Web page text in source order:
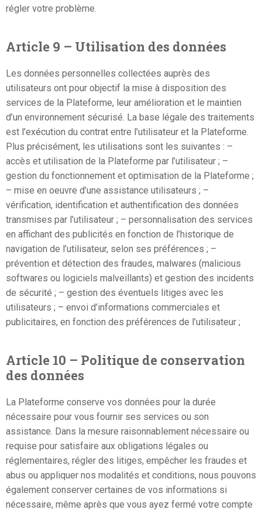
régler votre problème.
Article 9 – Utilisation des données
Les données personnelles collectées auprès des
utilisateurs ont pour objectif la mise à disposition des
services de la Plateforme, leur amélioration et le maintien
d’un environnement sécurisé. La base légale des traitements
est l’exécution du contrat entre l’utilisateur et la Plateforme.
Plus précisément, les utilisations sont les suivantes : –
accès et utilisation de la Plateforme par l’utilisateur ; –
gestion du fonctionnement et optimisation de la Plateforme ;
– mise en oeuvre d’une assistance utilisateurs ; –
vérification, identification et authentification des données
transmises par l’utilisateur ; – personnalisation des services
en affichant des publicités en fonction de l’historique de
navigation de l’utilisateur, selon ses préférences ; –
prévention et détection des fraudes, malwares (malicious
softwares ou logiciels malveillants) et gestion des incidents
de sécurité ; – gestion des éventuels litiges avec les
utilisateurs ; – envoi d’informations commerciales et
publicitaires, en fonction des préférences de l’utilisateur ;
Article 10 – Politique de conservation
des données
La Plateforme conserve vos données pour la durée
nécessaire pour vous fournir ses services ou son
assistance. Dans la mesure raisonnablement nécessaire ou
requise pour satisfaire aux obligations légales ou
réglementaires, régler des litiges, empêcher les fraudes et
abus ou appliquer nos modalités et conditions, nous pouvons
également conserver certaines de vos informations si
nécessaire, même après que vous ayez fermé votre compte